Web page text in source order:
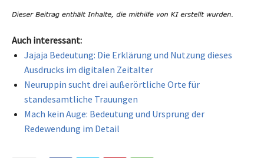
Auch interessant:
Jajaja Bedeutung: Die Erklärung und Nutzung dieses
Ausdrucks im digitalen Zeitalter
Neuruppin sucht drei außerörtliche Orte für
standesamtliche Trauungen
Mach kein Auge: Bedeutung und Ursprung der
Redewendung im Detail